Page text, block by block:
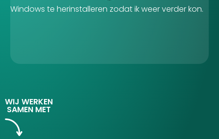
Windows te herinstalleren zodat ik weer verder kon.
WIJ WERKEN
SAMEN MET